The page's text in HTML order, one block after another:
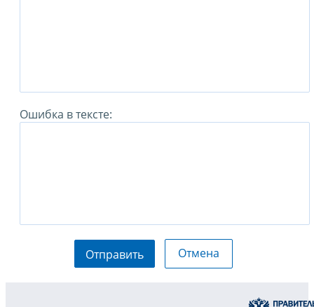
Ошибка в тексте:
Отправить Отмена